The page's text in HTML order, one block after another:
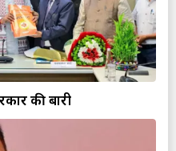
की बारी